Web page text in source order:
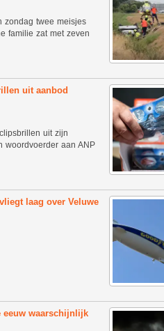
zondag twee meisjes
familie zat met zeven
uit aanbod
uit zijn
woordvoerder aan ANP
laag over Veluwe
eeuw waarschijnlijk